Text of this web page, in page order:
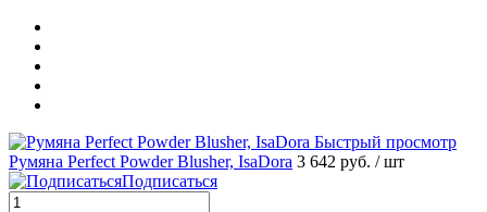
Быстрый просмотр
Румяна Perfect Powder Blusher, IsaDora 3 642 руб. / шт
Подписаться